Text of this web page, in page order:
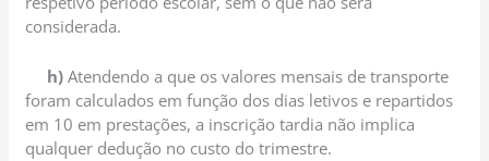
considerada.
h) Atendendo a que os valores mensais de transporte
foram calculados em função dos dias letivos e repartidos
em 10 em prestações, a inscrição tardia não implica
qualquer dedução no custo do trimestre.